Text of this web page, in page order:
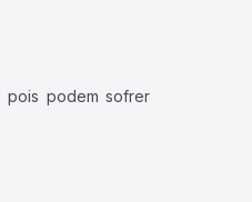
pois podem sofrer